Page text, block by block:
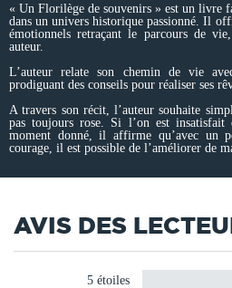
« Un Florilège de souvenirs » est un livre
dans un univers historique passionné. Il
émotionnels retraçant le parcours de
auteur.
L’auteur relate son chemin de vie
prodiguant des conseils pour réaliser ses
A travers son récit, l’auteur souhaite
pas toujours rose. Si l’on est
moment donné, il affirme qu’avec un
courage, il est possible de l’améliorer de
AVIS DES
5 étoiles